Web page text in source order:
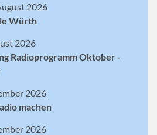
2026
Würth
2026
Radioprogramm Oktober -
2026
machen
2026